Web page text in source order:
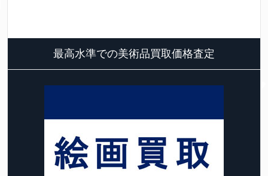
最高水準での美術品買取価格査定